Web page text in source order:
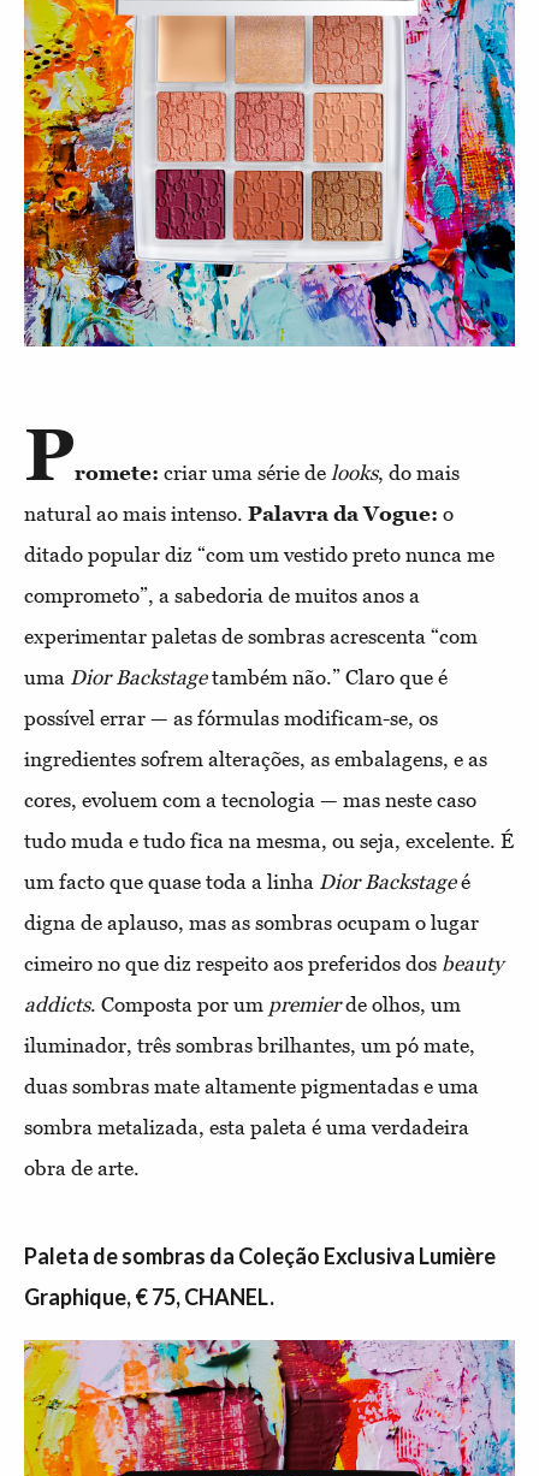
Promete: criar uma série de looks, do mais
natural ao mais intenso. Palavra da Vogue: o
ditado popular diz “com um vestido preto nunca me
comprometo”, a sabedoria de muitos anos a
experimentar paletas de sombras acrescenta “com
uma Dior Backstagetambém não.” Claro que é
possível errar — as fórmulas modificam-se, os
ingredientes sofrem alterações, as embalagens, e as
cores, evoluem com a tecnologia — mas neste caso
tudo muda e tudo fica na mesma, ou seja, excelente. É
um facto que quase toda a linha Dior Backstageé
digna de aplauso, mas as sombras ocupam o lugar
cimeiro no que diz respeito aos preferidos dos beauty
addicts. Composta por um premierde olhos, um
iluminador, três sombras brilhantes, um pó mate,
duas sombras mate altamente pigmentadas e uma
sombra metalizada, esta paleta é uma verdadeira
obra de arte.
Paleta de sombras da Coleção Exclusiva Lumière
Graphique, € 75, CHANEL.